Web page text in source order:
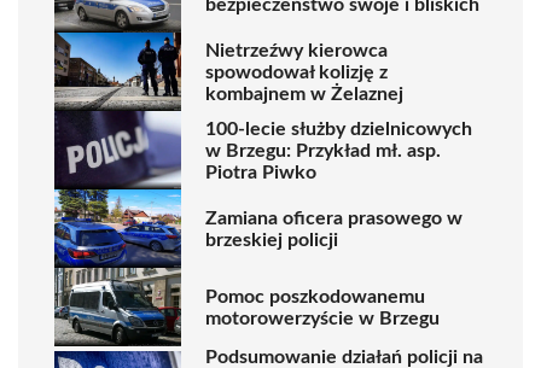
bezpieczeństwo swoje i bliskich
Nietrzeźwy kierowca
spowodował kolizję z
kombajnem w Żelaznej
100-lecie służby dzielnicowych
w Brzegu: Przykład mł. asp.
Piotra Piwko
Zamiana oficera prasowego w
brzeskiej policji
Pomoc poszkodowanemu
motorowerzyście w Brzegu
Podsumowanie działań policji na